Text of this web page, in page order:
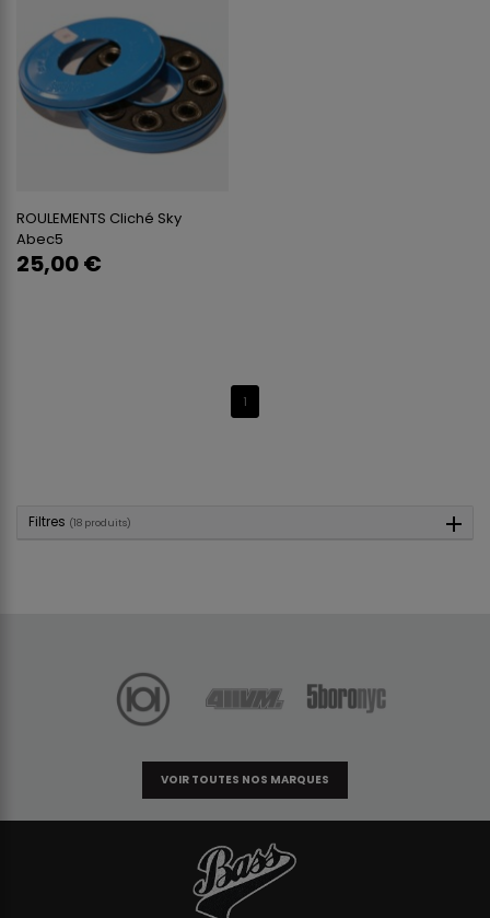
Filtres (18 produits)
ROULEMENTS Cliché Sky
Abec5
25,00 €
1
VOIR TOUTES NOS MARQUES